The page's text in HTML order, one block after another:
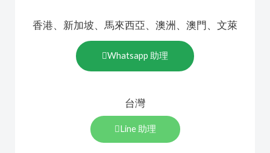
香港、新加坡、馬來西亞、澳洲、澳門、文萊
Whatsapp 助理
台灣
Line 助理